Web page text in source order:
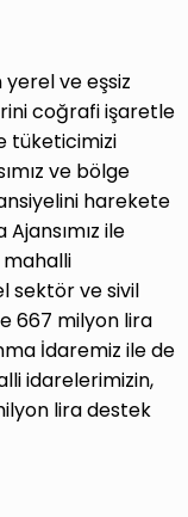
yerel ve eşsiz
coğrafi işaretle
tüketicimizi
ve bölge
harekete
ile
mahalli
sektör ve sivil
667 milyon lira
İdaremiz ile de
idarelerimizin,
lira destek